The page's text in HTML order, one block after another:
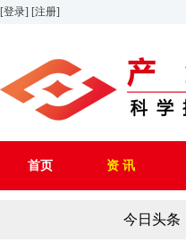
[登录] [注册]
首页 资 讯
今日头条